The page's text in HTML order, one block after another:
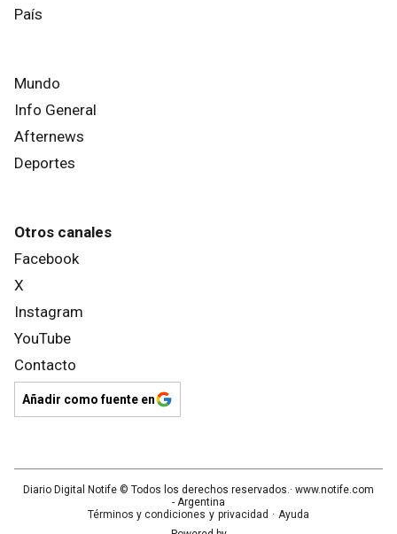
País
Mundo
Info General
Afternews
Deportes
Otros canales
Facebook
X
Instagram
YouTube
Contacto
Añadir como fuente en
Diario Digital Notife © Todos los derechos reservados.· www.notife.com
- Argentina
Términos y condiciones y privacidad · Ayuda